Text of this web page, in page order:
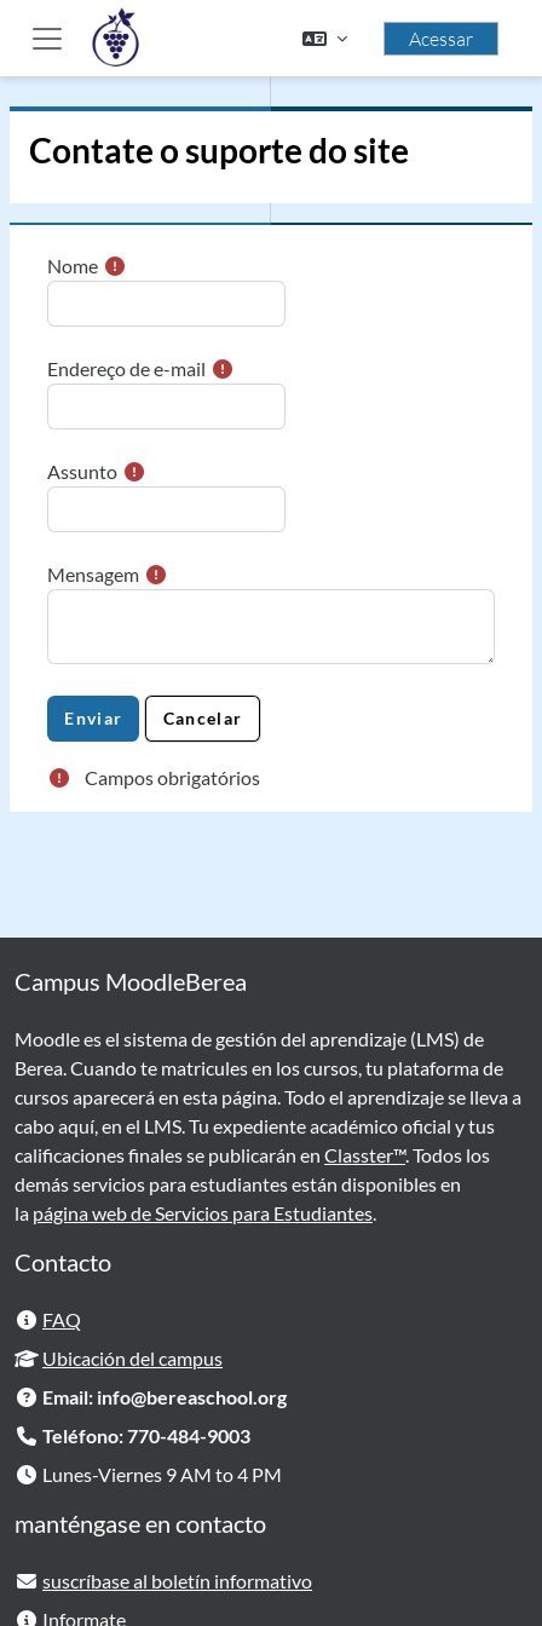
Ir para o conteúdo principal
Painel lateral
Acessar
Contate o suporte do site
Nome
Endereço de e-mail
Assunto
Mensagem
Campos obrigatórios
Campus MoodleBerea
Moodle es el sistema de gestión del aprendizaje (LMS) de
Berea. Cuando te matricules en los cursos, tu plataforma de
cursos aparecerá en esta página. Todo el aprendizaje se lleva a
cabo aquí, en el LMS. Tu expediente académico oficial y tus
calificaciones finales se publicarán en Classter™. Todos los
demás servicios para estudiantes están disponibles en
la página web de Servicios para Estudiantes.
Contacto
FAQ
Ubicación del campus
Email: info@bereaschool.org
Teléfono: 770-484-9003
Lunes-Viernes 9 AM to 4 PM
manténgase en contacto
suscríbase al boletín informativo
Informate